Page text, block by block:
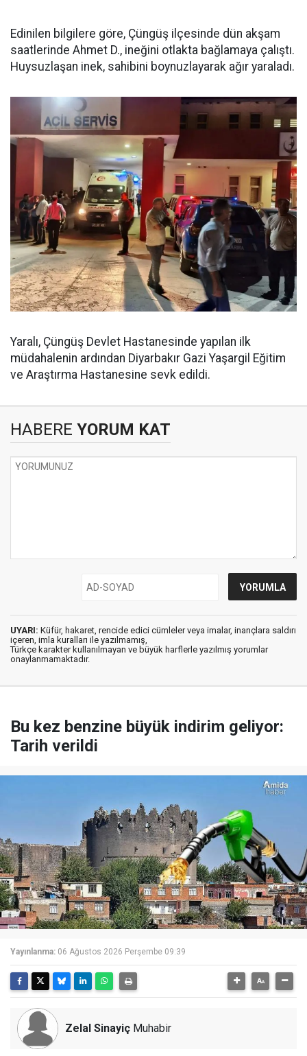
Edinilen bilgilere göre, Çüngüş ilçesinde dün akşam
saatlerinde Ahmet D., ineğini otlakta bağlamaya çalıştı.
Huysuzlaşan inek, sahibini boynuzlayarak ağır yaraladı.
Yaralı, Çüngüş Devlet Hastanesinde yapılan ilk
müdahalenin ardından Diyarbakır Gazi Yaşargil Eğitim
ve Araştırma Hastanesine sevk edildi.
HABERE YORUM KAT
UYARI: Küfür, hakaret, rencide edici cümleler veya imalar, inançlara saldırı
içeren, imla kuralları ile yazılmamış,
Türkçe karakter kullanılmayan ve büyük harflerle yazılmış yorumlar
onaylanmamaktadır.
Bu kez benzine büyük indirim geliyor:
Tarih verildi
Yayınlanma: 06 Ağustos 2026 Perşembe 09:39
Zelal Sinayiç Muhabir